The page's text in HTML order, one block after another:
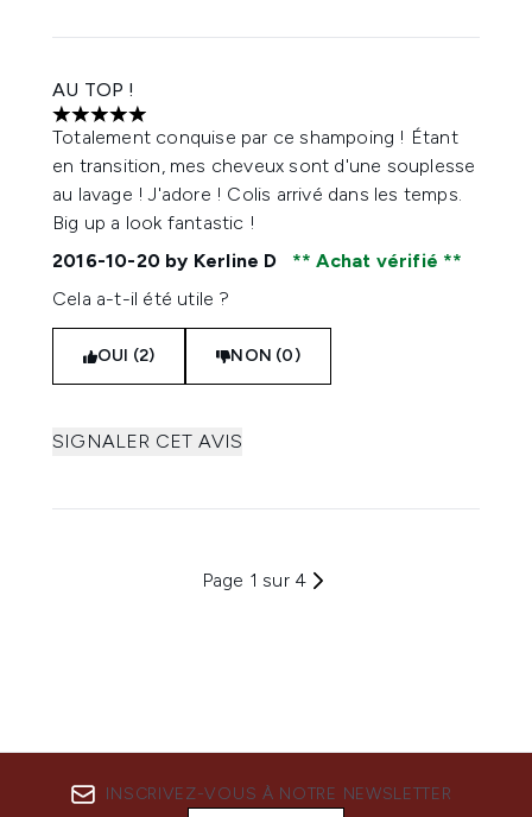
AU TOP !
5 étoiles sur un maximum de 5
Totalement conquise par ce shampoing ! Étant
en transition, mes cheveux sont d'une souplesse
au lavage ! J'adore ! Colis arrivé dans les temps.
Big up a look fantastic !
2016-10-20 by Kerline D
Achat vérifié
Cela a-t-il été utile ?
OUI (2) NON (0)
SIGNALER CET AVIS
Page 1 sur 4
INSCRIVEZ-VOUS À NOTRE NEWSLETTER